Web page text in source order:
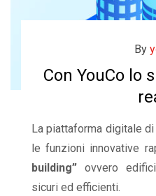
By
Con YouCo lo
La piattaforma digitale di
le funzioni innovative
building” ovvero
sicuri ed efficienti.